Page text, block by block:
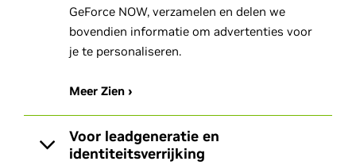
GeForce NOW, verzamelen en delen we
bovendien informatie om advertenties voor
je te personaliseren.
Meer Zien ›
Voor leadgeneratie en
identiteitsverrijking